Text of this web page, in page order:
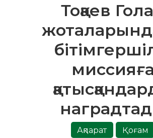
Тоқаев
миссияға
Ақпарат
Қоғам